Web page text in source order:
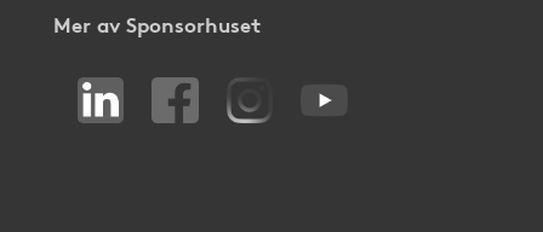
Mer av Sponsorhuset